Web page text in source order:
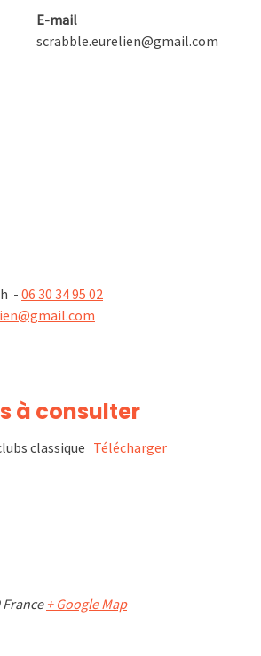
E-mail
scrabble.eurelien@gmail.com
France + Google Map
- 06 30 34 95 02
à consulter
classique Télécharger